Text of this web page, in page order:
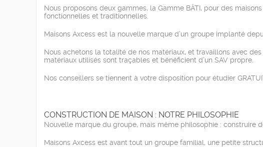
Nous proposons deux gammes, la Gamme BÂTI, pour des
fonctionnelles et traditionnelles.
Maisons Axcess est la nouvelle marque d’un groupe implanté
Nous achetons la totalité de nos matériaux, et travaillons avec
matériaux utilisés sont traçables et bénéficient d’un SAV propre.
Nos conseillers se tiennent à votre disposition pour étudier
CONSTRUCTION DE MAISON : NOTRE PHILOSOPHIE
Nouvelle marque du groupe, mais même philosophie : construire
Maisons Axcess est avant tout un groupe familial, une petite